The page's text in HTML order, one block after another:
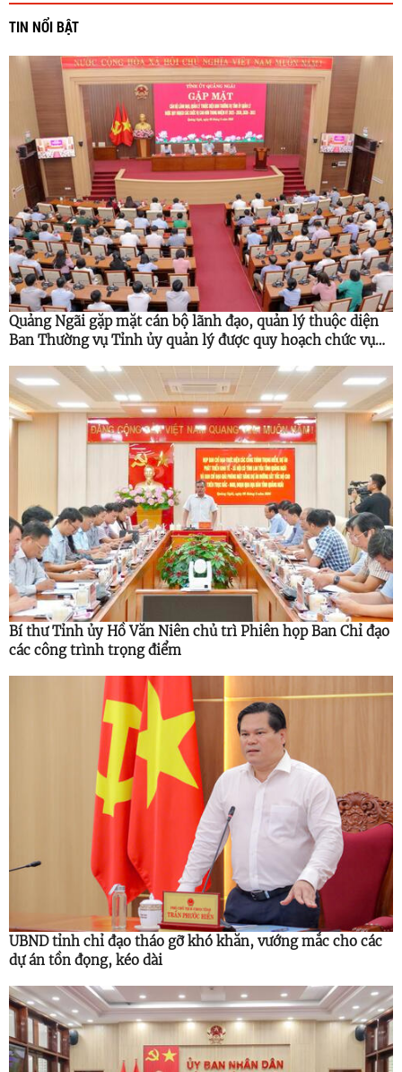
TIN NỔI BẬT
Quảng Ngãi gặp mặt cán bộ lãnh đạo, quản lý thuộc diện
Ban Thường vụ Tỉnh ủy quản lý được quy hoạch chức vụ
Bí thư Tỉnh ủy Hồ Văn Niên chủ trì Phiên họp Ban Chỉ đạo
các công trình trọng điểm
UBND tỉnh chỉ đạo tháo gỡ khó khăn, vướng mắc cho các
dự án tồn đọng, kéo dài